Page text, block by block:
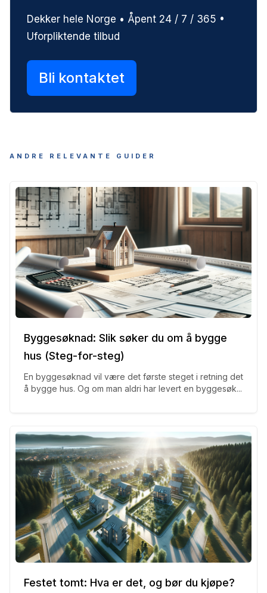
Dekker hele Norge • Åpent 24 / 7 / 365 •
Uforpliktende tilbud
Bli kontaktet
ANDRE RELEVANTE GUIDER
Byggesøknad: Slik søker du om å bygge
hus (Steg-for-steg)
En byggesøknad vil være det første steget i retning det
å bygge hus. Og om man aldri har levert en byggesøk...
Festet tomt: Hva er det, og bør du kjøpe?